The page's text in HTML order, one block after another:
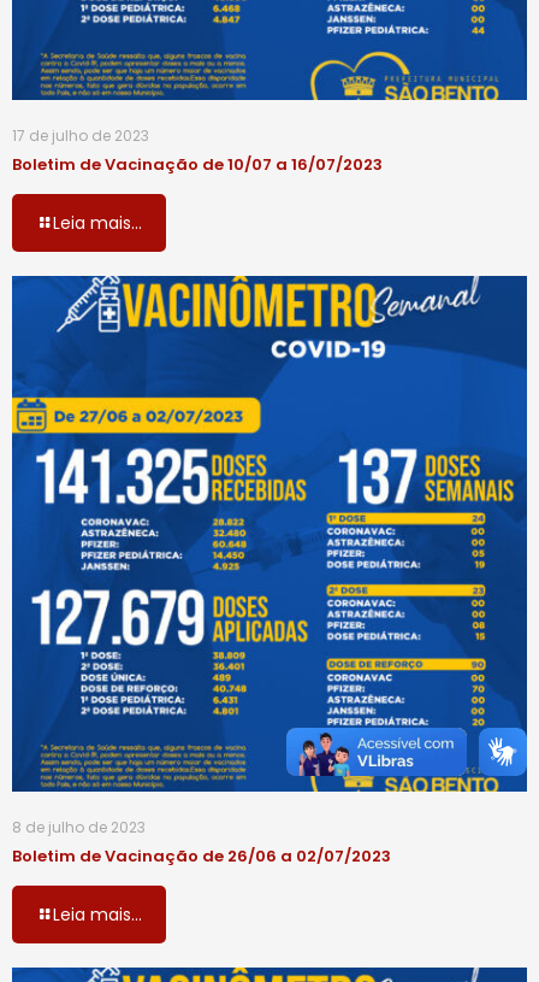
17 de julho de 2023
Boletim de Vacinação de 10/07 a 16/07/2023
Leia mais...
8 de julho de 2023
Boletim de Vacinação de 26/06 a 02/07/2023
Leia mais...